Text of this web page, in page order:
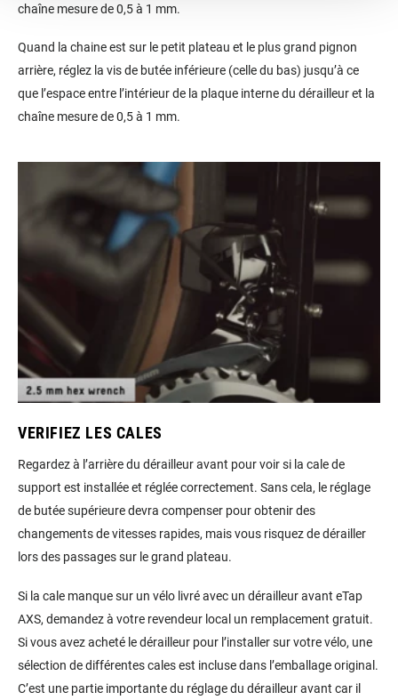
chaîne mesure de 0,5 à 1 mm.
Quand la chaine est sur le petit plateau et le plus grand pignon
arrière, réglez la vis de butée inférieure (celle du bas) jusqu’à ce
que l’espace entre l’intérieur de la plaque interne du dérailleur et la
chaîne mesure de 0,5 à 1 mm.
VERIFIEZ LES CALES
Regardez à l’arrière du dérailleur avant pour voir si la cale de
support est installée et réglée correctement. Sans cela, le réglage
de butée supérieure devra compenser pour obtenir des
changements de vitesses rapides, mais vous risquez de dérailler
lors des passages sur le grand plateau.
Si la cale manque sur un vélo livré avec un dérailleur avant eTap
AXS, demandez à votre revendeur local un remplacement gratuit.
Si vous avez acheté le dérailleur pour l’installer sur votre vélo, une
sélection de différentes cales est incluse dans l’emballage original.
C’est une partie importante du réglage du dérailleur avant car il